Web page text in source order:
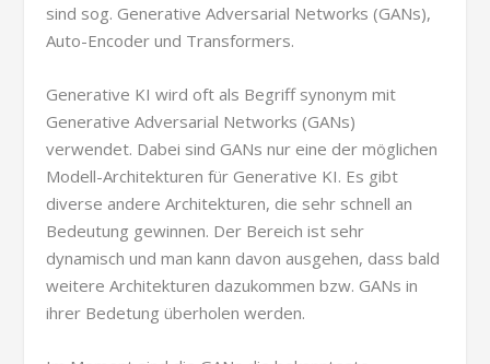
sind sog. Generative Adversarial Networks (GANs),
Auto-Encoder und Transformers.
Generative KI wird oft als Begriff synonym mit
Generative Adversarial Networks (GANs)
verwendet. Dabei sind GANs nur eine der möglichen
Modell-Architekturen für Generative KI. Es gibt
diverse andere Architekturen, die sehr schnell an
Bedeutung gewinnen. Der Bereich ist sehr
dynamisch und man kann davon ausgehen, dass bald
weitere Architekturen dazukommen bzw. GANs in
ihrer Bedetung überholen werden.